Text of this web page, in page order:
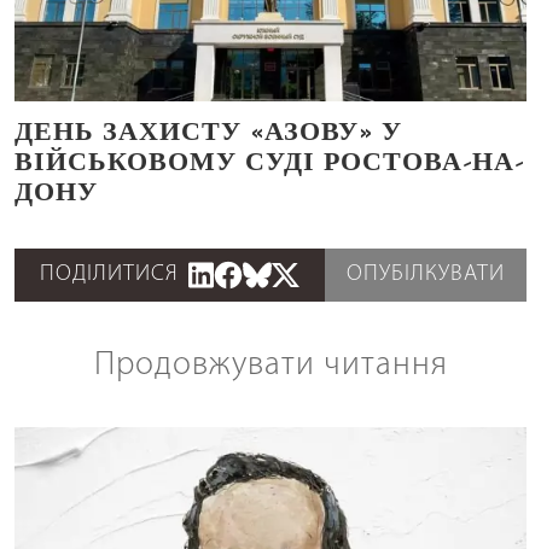
ДЕНЬ ЗАХИСТУ «АЗОВУ» У
ВІЙСЬКОВОМУ СУДІ РОСТОВА-НА-
ДОНУ
ПОДІЛИТИСЯ ОПУБІЛКУВАТИ
Продовжувати читання